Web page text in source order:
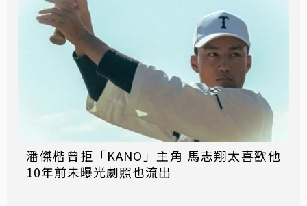
潘傑楷曾拒「KANO」主角 馬志翔太喜歡他
10年前未曝光劇照也流出